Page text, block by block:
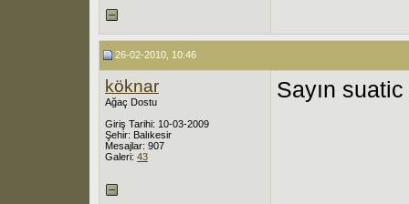
26-02-2010, 10:46
köknar
Ağaç Dostu
Giriş Tarihi: 10-03-2009
Şehir: Balıkesir
Mesajlar: 907
Galeri: 43
Sayın